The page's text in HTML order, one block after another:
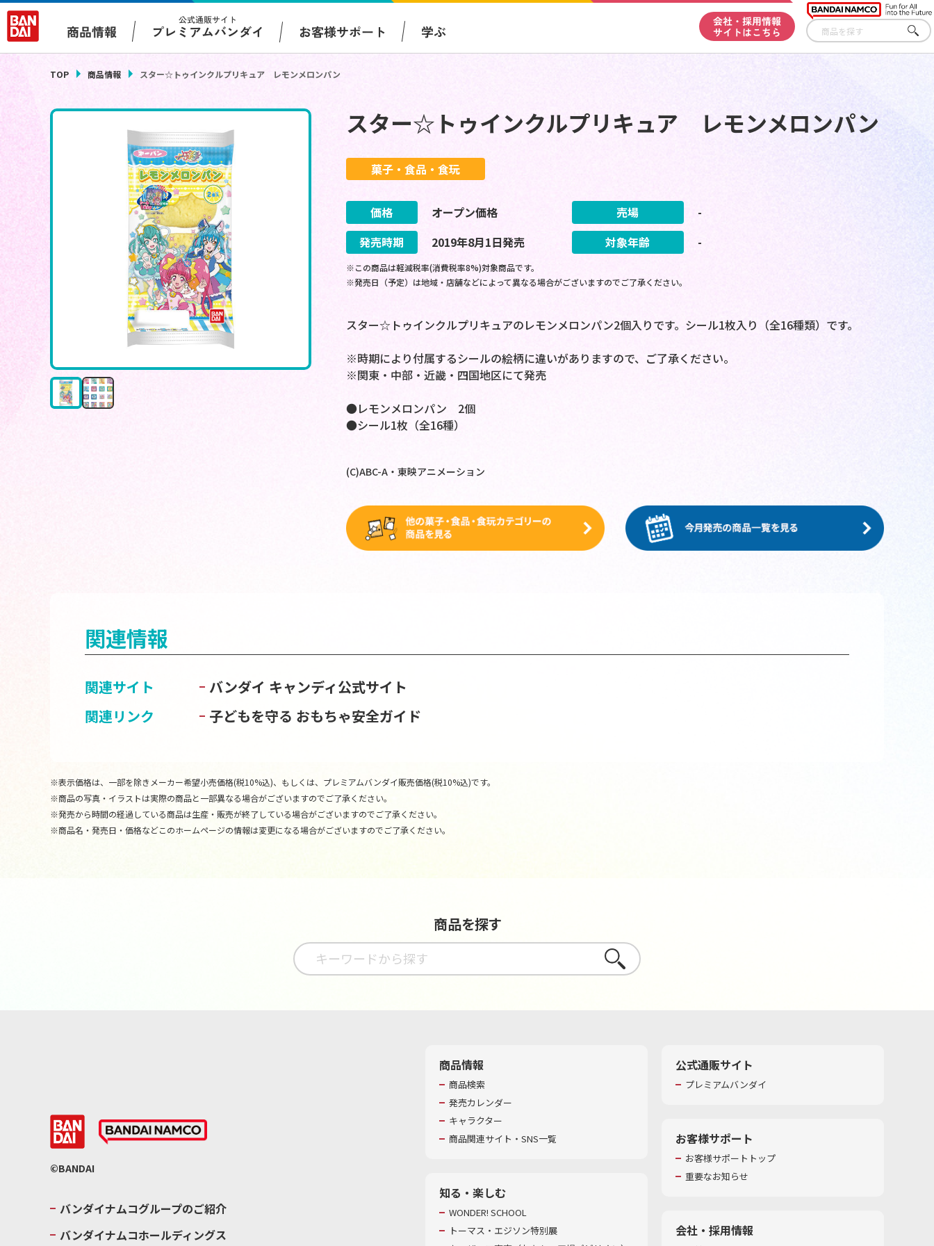
商品情報
公式通販サイト
プレミアムバンダイ お客様サポート 学ぶ
会社・採用情報
サイトはこちら
さが
す
TOP 商品情報 スター☆トゥインクルプリキュア レモンメロンパン
スター☆トゥインクルプリキュア レモンメロンパン
菓子・食品・食玩
価格 オープン価格 売場
-
発売時期
2019年8月1日発売 対象年齢 -
※この商品は軽減税率(消費税率8%)対象商品です。
※発売日（予定）は地域・店舗などによって異なる場合がございますのでご了承ください。
スター☆トゥインクルプリキュアのレモンメロンパン2個入りです。シール1枚入り（全16種類）です。
※時期により付属するシールの絵柄に違いがありますので、ご了承ください。
※関東・中部・近畿・四国地区にて発売
●レモンメロンパン 2個
●シール1枚（全16種）
(C)ABC-A・東映アニメーション
関連情報
関連サイト
バンダイ キャンディ公式サイト
関連リンク
子どもを守る おもちゃ安全ガイド
※表示価格は、一部を除きメーカー希望小売価格(税10%込)、もしくは、プレミアムバンダイ販売価格(税10%込)です。
※商品の写真・イラストは実際の商品と一部異なる場合がございますのでご了承ください。
※発売から時間の経過している商品は生産・販売が終了している場合がございますのでご了承ください。
※商品名・発売日・価格などこのホームページの情報は変更になる場合がございますのでご了承ください。
商品を探す
さがす
©BANDAI
バンダイナムコグループのご紹介
バンダイナムコホールディングス
商品情報
商品検索
発売カレンダー
キャラクター
商品関連サイト・SNS一覧
知る・楽しむ
WONDER! SCHOOL
トーマス・エジソン特別展
公式通販サイト
プレミアムバンダイ
お客様サポート
お客様サポートトップ
重要なお知らせ
会社・採用情報